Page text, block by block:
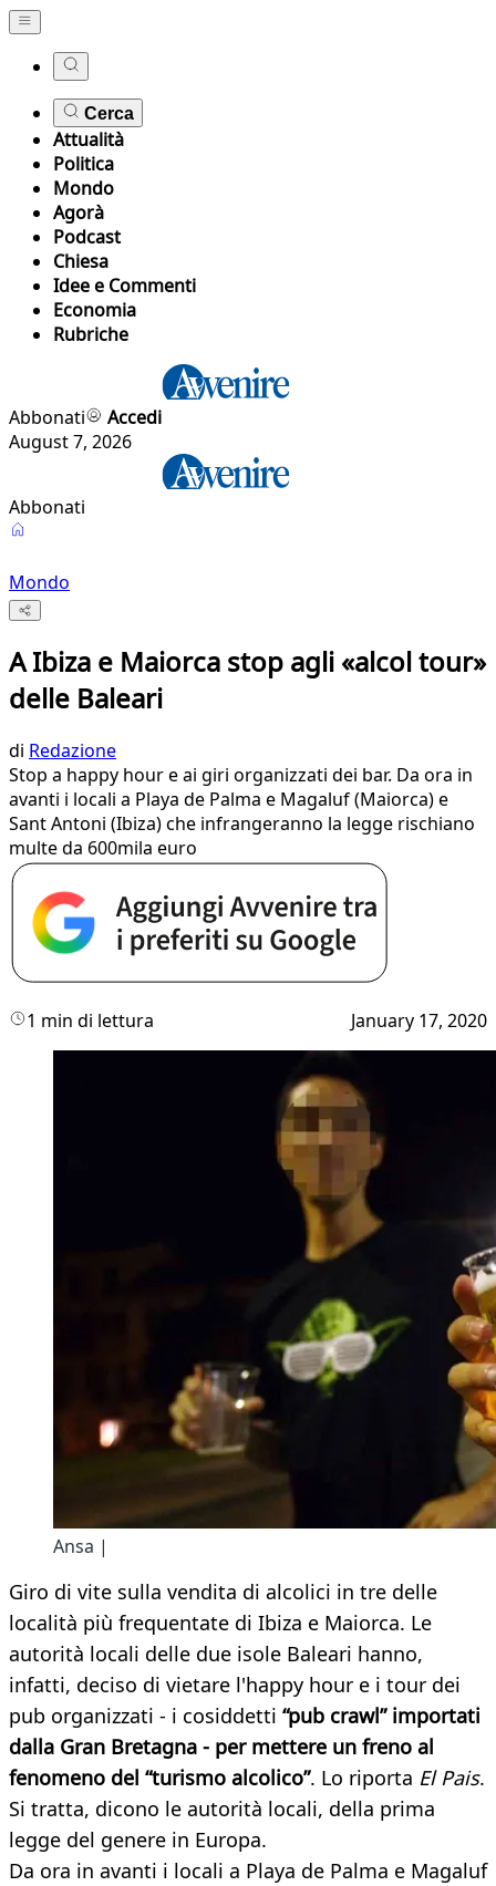
Cerca
Attualità
Politica
Mondo
Agorà
Podcast
Chiesa
Idee e Commenti
Economia
Rubriche
Abbonati
Accedi
August 7, 2026
Abbonati
Mondo
A Ibiza e Maiorca stop agli «alcol tour»
delle Baleari
di Redazione
Stop a happy hour e ai giri organizzati dei bar. Da ora in
avanti i locali a Playa de Palma e Magaluf (Maiorca) e
Sant Antoni (Ibiza) che infrangeranno la legge rischiano
multe da 600mila euro
1 min di lettura January 17, 2020
Ansa |
Giro di vite sulla vendita di alcolici in tre delle
località più frequentate di Ibiza e Maiorca. Le
autorità locali delle due isole Baleari hanno,
infatti, deciso di vietare l'happy hour e i tour dei
pub organizzati - i cosiddetti “pub crawl” importati
dalla Gran Bretagna - per mettere un freno al
fenomeno del “turismo alcolico”. Lo riporta El Pais.
Si tratta, dicono le autorità locali, della prima
legge del genere in Europa.
Da ora in avanti i locali a Playa de Palma e Magaluf